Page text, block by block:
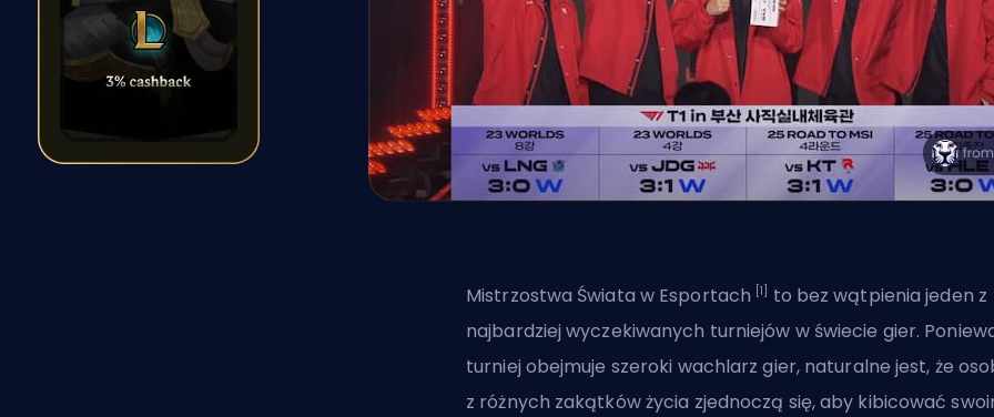
Mistrzostwa Świata w Esportach [1]
to bez wątpienia jeden z
najbardziej wyczekiwanych turniejów w świecie gier.
turniej obejmuje szeroki wachlarz gier, naturalne jest, że
z różnych zakątków życia zjednoczą się, aby kibicować